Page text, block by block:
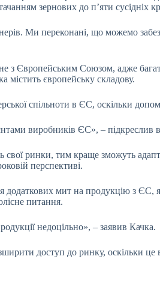
зернових до п’яти сусідніх
Ми переконані, що можемо
з Європейським Союзом, адже
містить європейську складову.
спільноти в ЄС, оскільки
виробників ЄС», – підкреслив
ринки, тим краще зможуть
перспективі.
мит на продукцію з
питання.
недоцільно», – заявив Качка.
доступ до ринку, оскільки це